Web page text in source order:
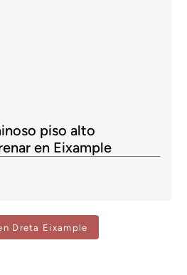
piso alto
en Eixample
Dreta Eixample